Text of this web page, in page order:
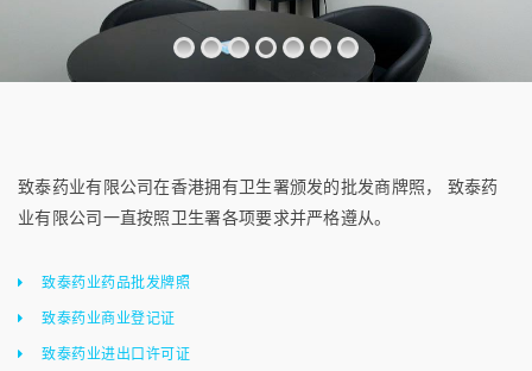
致泰药业有限公司在香港拥有卫生署颁发的批发商牌照， 致泰药
业有限公司一直按照卫生署各项要求并严格遵从。
致泰药业药品批发牌照
致泰药业商业登记证
致泰药业进出口许可证